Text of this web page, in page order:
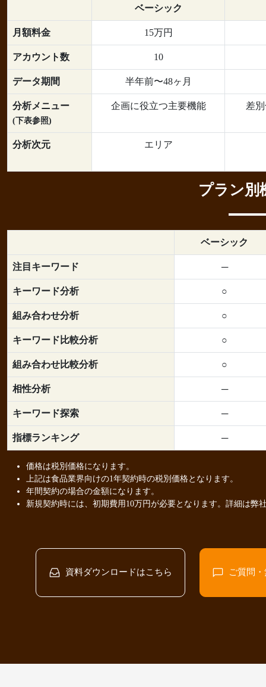
ベーシック
月額料金 15万円
アカウント数 10
データ期間 半年前〜48ヶ月
分析メニュー
(下表参照)
企画に役立つ主要機能 差
分析次元 エリア
プラン別
ベーシック
注目キーワード ─
キーワード分析 ○
組み合わせ分析 ○
キーワード比較分析 ○
組み合わせ比較分析 ○
相性分析 ─
キーワード探索 ─
指標ランキング ─
価格は税別価格になります。
上記は食品業界向けの1年契約時の税別価格となります。
年間契約の場合の金額になります。
新規契約時には、初期費用10万円が必要となります。詳細は弊
資料ダウンロードはこちら ご質問